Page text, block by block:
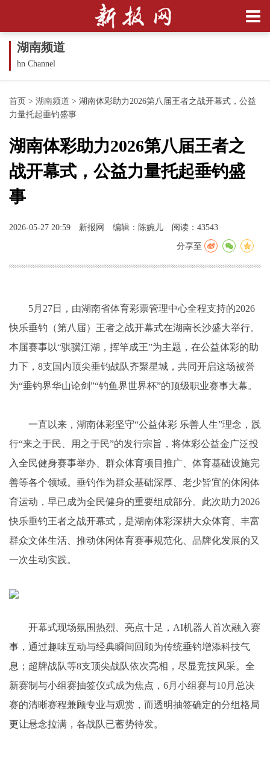
湖南频道
hn Channel
首页 > 湖南频道 > 湖南体彩助力2026第八届王者之战开幕式，公益
力量托起垂钓盛事
湖南体彩助力2026第八届王者之
战开幕式，公益力量托起垂钓盛
事
2026-05-27 20:59 新报网 编辑：陈婉儿 阅读：43543
分享至
5月27日，由湖南省体育彩票管理中心全程支持的2026
快乐垂钓（第八届）王者之战开幕式在湖南长沙盛大举行。
本届赛事以“骐骥江湖，挥竿成王”为主题，在公益体彩的助
力下，8支国内顶尖垂钓战队齐聚星城，共同开启这场被誉
为“垂钓界华山论剑”“钓鱼界世界杯”的顶级职业赛事大幕。
一直以来，湖南体彩坚守“公益体彩 乐善人生”理念，践
行“来之于民、用之于民”的发行宗旨，将体彩公益金广泛投
入全民健身赛事举办、群众体育项目推广、体育基础设施完
善等各个领域。垂钓作为群众基础深厚、老少皆宜的休闲体
育运动，早已成为全民健身的重要组成部分。此次助力2026
快乐垂钓王者之战开幕式，是湖南体彩深耕大众体育、丰富
群众文体生活、推动休闲体育赛事规范化、品牌化发展的又
一次生动实践。
开幕式现场氛围热烈、亮点十足，AI机器人首次融入赛
事，通过趣味互动与经典瞬间回顾为传统垂钓增添科技气
息；超牌战队等8支顶尖战队依次亮相，尽显竞技风采。全
新赛制与小组赛抽签仪式成为焦点，6月小组赛与10月总决
赛的清晰赛程兼顾专业与观赏，而透明抽签确定的分组格局
更让悬念拉满，各战队已蓄势待发。